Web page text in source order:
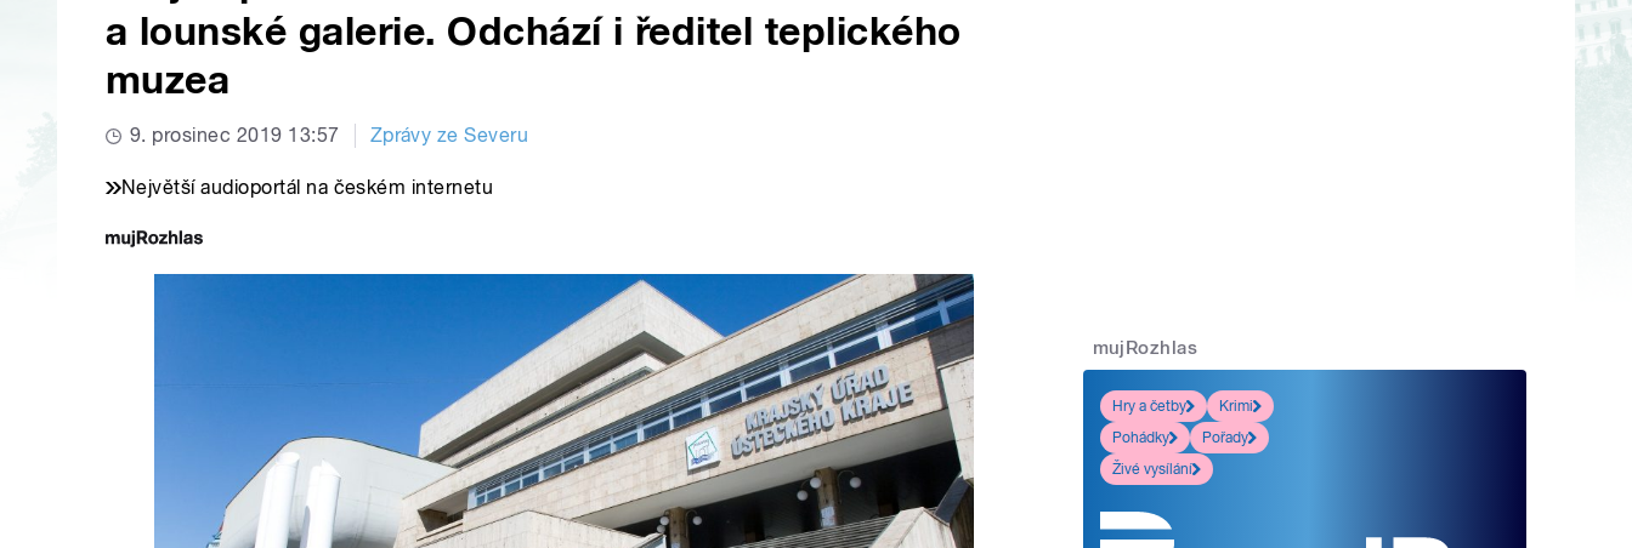
a lounské galerie. Odchází i ředitel teplického
muzea
9. prosinec 2019 13:57 Zprávy ze Severu
Největší audioportál na českém internetu
mujRozhlas
Hry a četby
Krimi
Pohádky
Pořady
Živé vysílání